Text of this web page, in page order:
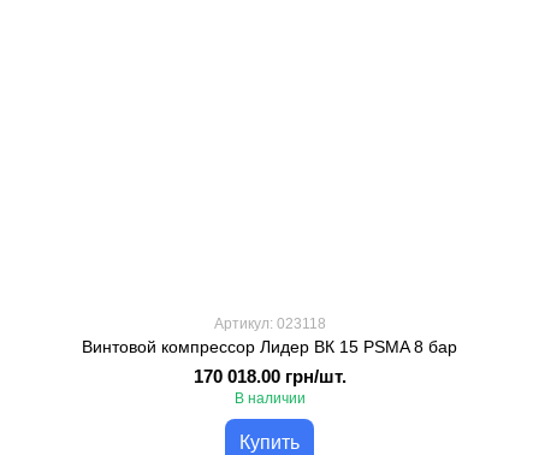
Артикул: 023118
Винтовой компрессор Лидер ВК 15 PSMA 8 бар
170 018.00 грн/шт.
В наличии
Купить